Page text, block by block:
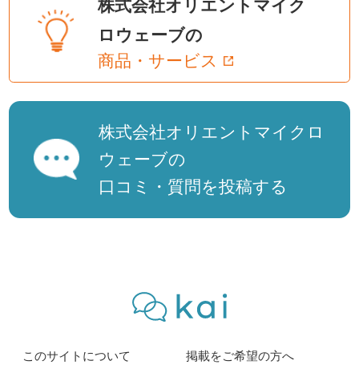
株式会社オリエントマイク
ロウェーブの
商品・サービス
株式会社オリエントマイクロ
ウェーブの
口コミ・質問を投稿する
このサイトについて
掲載をご希望の方へ